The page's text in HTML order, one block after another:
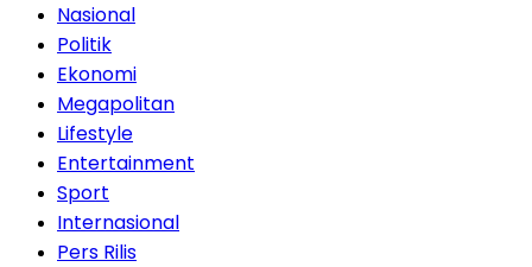
Nasional
Politik
Ekonomi
Megapolitan
Lifestyle
Entertainment
Sport
Internasional
Pers Rilis